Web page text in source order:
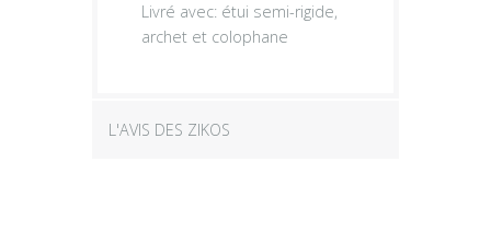
Livré avec: étui semi-rigide,
archet et colophane
L'AVIS DES ZIKOS